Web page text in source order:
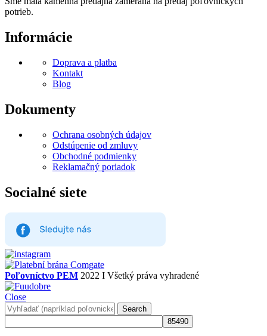
potrieb.
Informácie
Doprava a platba
Kontakt
Blog
Dokumenty
Ochrana osobných údajov
Odstúpenie od zmluvy
Obchodné podmienky
Reklamačný poriadok
Socialné siete
Poľovníctvo PEM 2022 I Všetký práva vyhradené
Close
Search